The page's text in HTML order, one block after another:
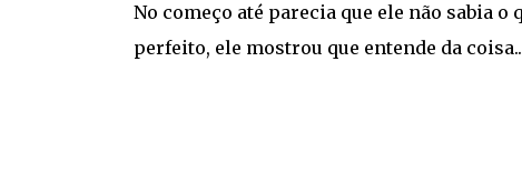
No começo até parecia que ele não sabia o
perfeito, ele mostrou que entende da